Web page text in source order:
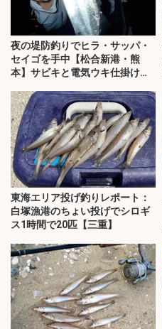
夜の堤防釣りでヒラ・サッパ・
セイゴを手中【松合新港・熊
本】サビキと電気ウキ仕掛けで
東海エリア投げ釣りレポート：
白塚漁港のちょい投げでシロギ
ス1時間で20匹【三重】